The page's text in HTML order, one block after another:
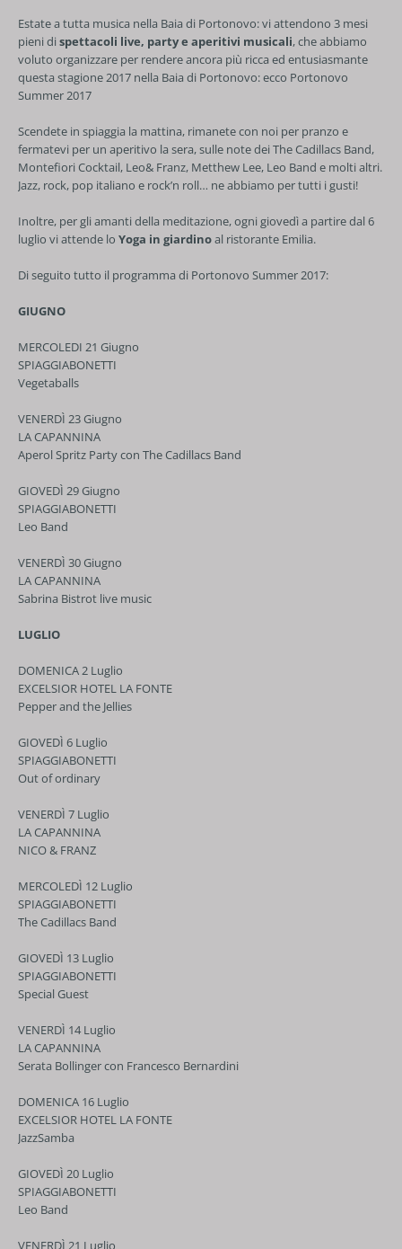
Estate a tutta musica nella Baia di Portonovo: vi attendono 3 mesi
pieni dispettacoli live, party e aperitivi musicali, che abbiamo
voluto organizzare per rendere ancora più ricca ed entusiasmante
questa stagione 2017 nella Baia di Portonovo: ecco Portonovo
Summer 2017
Scendete in spiaggia la mattina, rimanete con noi per pranzo e
fermatevi per un aperitivo la sera, sulle note dei The Cadillacs Band,
Montefiori Cocktail, Leo& Franz, Metthew Lee, Leo Band e molti altri.
Jazz, rock, pop italiano e rock’n roll… ne abbiamo per tutti i gusti!
Inoltre, per gli amanti della meditazione, ogni giovedì a partire dal 6
luglio vi attende lo Yoga in giardinoal ristorante Emilia.
Di seguito tutto il programma di Portonovo Summer 2017:
GIUGNO
MERCOLEDI 21 Giugno
SPIAGGIABONETTI
Vegetaballs
VENERDÌ 23 Giugno
LA CAPANNINA
Aperol Spritz Party con The Cadillacs Band
GIOVEDÌ 29 Giugno
SPIAGGIABONETTI
Leo Band
VENERDÌ 30 Giugno
LA CAPANNINA
Sabrina Bistrot live music
LUGLIO
DOMENICA 2 Luglio
EXCELSIOR HOTEL LA FONTE
Pepper and the Jellies
GIOVEDÌ 6 Luglio
SPIAGGIABONETTI
Out of ordinary
VENERDÌ 7 Luglio
LA CAPANNINA
NICO & FRANZ
MERCOLEDÌ 12 Luglio
SPIAGGIABONETTI
The Cadillacs Band
GIOVEDÌ 13 Luglio
SPIAGGIABONETTI
Special Guest
VENERDÌ 14 Luglio
LA CAPANNINA
Serata Bollinger con Francesco Bernardini
DOMENICA 16 Luglio
EXCELSIOR HOTEL LA FONTE
JazzSamba
GIOVEDÌ 20 Luglio
SPIAGGIABONETTI
Leo Band